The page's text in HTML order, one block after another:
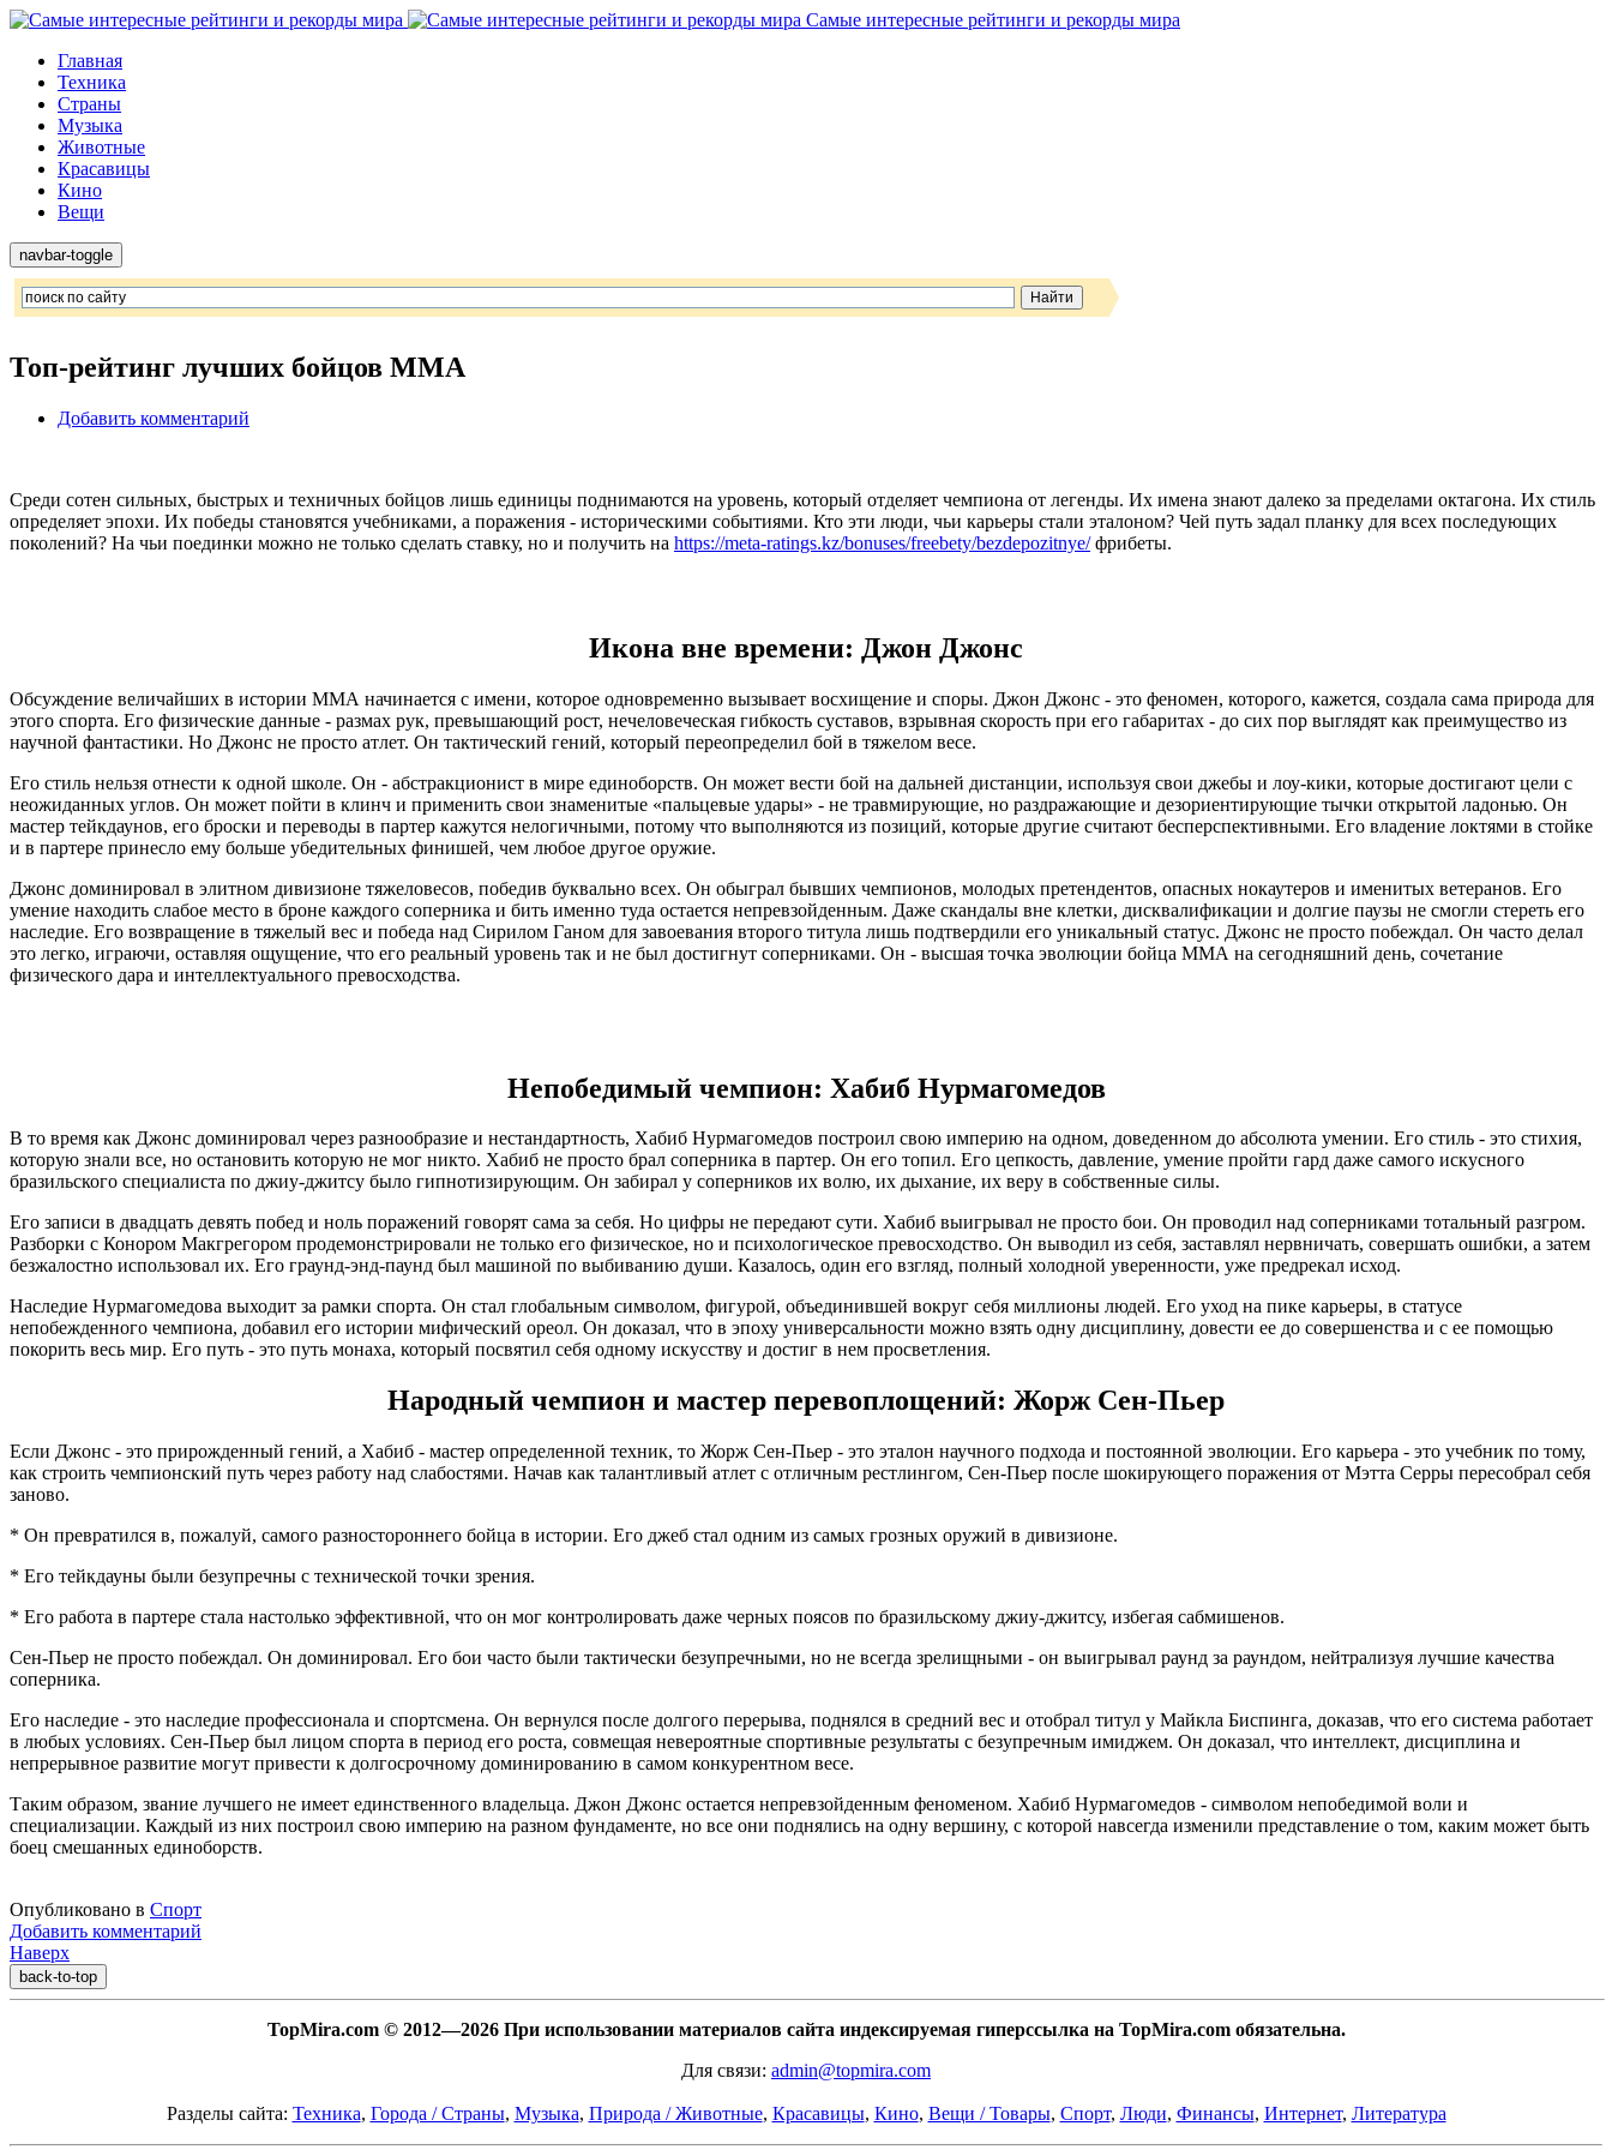
Самые интересные рейтинги и рекорды мира
Главная
Техника
Страны
Музыка
Животные
Красавицы
Кино
Вещи
navbar-toggle
Топ-рейтинг лучших бойцов ММА
Добавить комментарий
Среди сотен сильных, быстрых и техничных бойцов лишь единицы поднимаются на уровень, который отделяет чемпиона от легенды. Их имена знают далеко за пределами октагона. Их стиль
определяет эпохи. Их победы становятся учебниками, а поражения - историческими событиями. Кто эти люди, чьи карьеры стали эталоном? Чей путь задал планку для всех последующих
поколений? На чьи поединки можно не только сделать ставку, но и получить на https://meta-ratings.kz/bonuses/freebety/bezdepozitnye/фрибеты.
Икона вне времени: Джон Джонс
Обсуждение величайших в истории ММА начинается с имени, которое одновременно вызывает восхищение и споры. Джон Джонс - это феномен, которого, кажется, создала сама природа для
этого спорта. Его физические данные - размах рук, превышающий рост, нечеловеческая гибкость суставов, взрывная скорость при его габаритах - до сих пор выглядят как преимущество из
научной фантастики. Но Джонс не просто атлет. Он тактический гений, который переопределил бой в тяжелом весе.
Его стиль нельзя отнести к одной школе. Он - абстракционист в мире единоборств. Он может вести бой на дальней дистанции, используя свои джебы и лоу-кики, которые достигают цели с
неожиданных углов. Он может пойти в клинч и применить свои знаменитые «пальцевые удары» - не травмирующие, но раздражающие и дезориентирующие тычки открытой ладонью. Он
мастер тейкдаунов, его броски и переводы в партер кажутся нелогичными, потому что выполняются из позиций, которые другие считают бесперспективными. Его владение локтями в стойке
и в партере принесло ему больше убедительных финишей, чем любое другое оружие.
Джонс доминировал в элитном дивизионе тяжеловесов, победив буквально всех. Он обыграл бывших чемпионов, молодых претендентов, опасных нокаутеров и именитых ветеранов. Его
умение находить слабое место в броне каждого соперника и бить именно туда остается непревзойденным. Даже скандалы вне клетки, дисквалификации и долгие паузы не смогли стереть его
наследие. Его возвращение в тяжелый вес и победа над Сирилом Ганом для завоевания второго титула лишь подтвердили его уникальный статус. Джонс не просто побеждал. Он часто делал
это легко, играючи, оставляя ощущение, что его реальный уровень так и не был достигнут соперниками. Он - высшая точка эволюции бойца ММА на сегодняшний день, сочетание
физического дара и интеллектуального превосходства.
Непобедимый чемпион: Хабиб Нурмагомедов
В то время как Джонс доминировал через разнообразие и нестандартность, Хабиб Нурмагомедов построил свою империю на одном, доведенном до абсолюта умении. Его стиль - это стихия,
которую знали все, но остановить которую не мог никто. Хабиб не просто брал соперника в партер. Он его топил. Его цепкость, давление, умение пройти гард даже самого искусного
бразильского специалиста по джиу-джитсу было гипнотизирующим. Он забирал у соперников их волю, их дыхание, их веру в собственные силы.
Его записи в двадцать девять побед и ноль поражений говорят сама за себя. Но цифры не передают сути. Хабиб выигрывал не просто бои. Он проводил над соперниками тотальный разгром.
Разборки с Конором Макгрегором продемонстрировали не только его физическое, но и психологическое превосходство. Он выводил из себя, заставлял нервничать, совершать ошибки, а затем
безжалостно использовал их. Его граунд-энд-паунд был машиной по выбиванию души. Казалось, один его взгляд, полный холодной уверенности, уже предрекал исход.
Наследие Нурмагомедова выходит за рамки спорта. Он стал глобальным символом, фигурой, объединившей вокруг себя миллионы людей. Его уход на пике карьеры, в статусе
непобежденного чемпиона, добавил его истории мифический ореол. Он доказал, что в эпоху универсальности можно взять одну дисциплину, довести ее до совершенства и с ее помощью
покорить весь мир. Его путь - это путь монаха, который посвятил себя одному искусству и достиг в нем просветления.
Народный чемпион и мастер перевоплощений: Жорж Сен-Пьер
Если Джонс - это прирожденный гений, а Хабиб - мастер определенной техник, то Жорж Сен-Пьер - это эталон научного подхода и постоянной эволюции. Его карьера - это учебник по тому,
как строить чемпионский путь через работу над слабостями. Начав как талантливый атлет с отличным рестлингом, Сен-Пьер после шокирующего поражения от Мэтта Серры пересобрал себя
заново.
* Он превратился в, пожалуй, самого разностороннего бойца в истории. Его джеб стал одним из самых грозных оружий в дивизионе.
* Его тейкдауны были безупречны с технической точки зрения.
* Его работа в партере стала настолько эффективной, что он мог контролировать даже черных поясов по бразильскому джиу-джитсу, избегая сабмишенов.
Сен-Пьер не просто побеждал. Он доминировал. Его бои часто были тактически безупречными, но не всегда зрелищными - он выигрывал раунд за раундом, нейтрализуя лучшие качества
соперника.
Его наследие - это наследие профессионала и спортсмена. Он вернулся после долгого перерыва, поднялся в средний вес и отобрал титул у Майкла Биспинга, доказав, что его система работает
в любых условиях. Сен-Пьер был лицом спорта в период его роста, совмещая невероятные спортивные результаты с безупречным имиджем. Он доказал, что интеллект, дисциплина и
непрерывное развитие могут привести к долгосрочному доминированию в самом конкурентном весе.
Таким образом, звание лучшего не имеет единственного владельца. Джон Джонс остается непревзойденным феноменом. Хабиб Нурмагомедов - символом непобедимой воли и
специализации. Каждый из них построил свою империю на разном фундаменте, но все они поднялись на одну вершину, с которой навсегда изменили представление о том, каким может быть
боец смешанных единоборств.
Опубликовано в Спорт
Добавить комментарий
Наверх
back-to-top
TopMira.com © 2012—2026 При использовании материалов сайта индексируемая гиперссылка на TopMira.com обязательна.
Для связи: admin@topmira.com
Разделы сайта: Техника, Города / Страны, Музыка, Природа / Животные, Красавицы, Кино, Вещи / Товары, Спорт, Люди, Финансы, Интернет, Литература